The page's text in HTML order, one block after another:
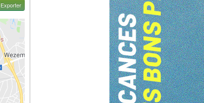
Exporter